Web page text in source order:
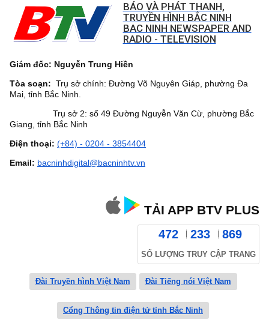
BÁO VÀ PHÁT THANH,
TRUYỀN HÌNH BẮC NINH
BAC NINH NEWSPAPER AND
RADIO - TELEVISION
Giám đốc: Nguyễn Trung Hiền
Tòa soạn: Trụ sở chính: Đường Võ Nguyên Giáp, phường Đa
Mai, tỉnh Bắc Ninh.
Trụ sở 2: số 49 Đường Nguyễn Văn Cừ, phường Bắc
Giang, tỉnh Bắc Ninh
Điện thoại: (+84) - 0204 - 3854404
Email: bacninhdigital@bacninhtv.vn
TẢI APP BTV PLUS
472 233 869
SỐ LƯỢNG TRUY CẬP TRANG
Đài Truyền hình Việt Nam Đài Tiếng nói Việt Nam
Cổng Thông tin điện tử tỉnh Bắc Ninh